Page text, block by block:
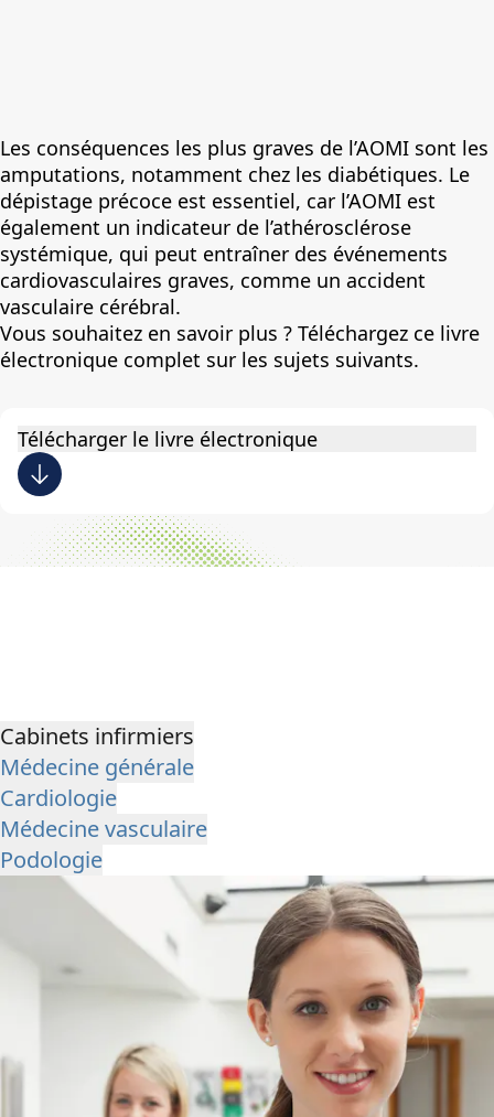
,
Les conséquences les plus graves de l’AOMI sont les
amputations, notamment chez les diabétiques. Le
dépistage précoce est essentiel, car l’AOMI est
également un indicateur de l’athérosclérose
systémique, qui peut entraîner des événements
cardiovasculaires graves, comme un accident
vasculaire cérébral.
Vous souhaitez en savoir plus ? Téléchargez ce livre
électronique complet sur les sujets suivants.
Télécharger le livre électronique
Cabinets infirmiers
Médecine générale
Cardiologie
Médecine vasculaire
Podologie